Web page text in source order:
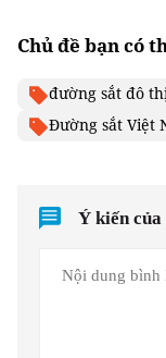
Chủ đề bạn có
đường sắt đô
Đường sắt Việt
Ý kiến của